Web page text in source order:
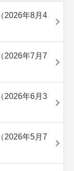
2026年8月4
2026年7月7
2026年6月3
2026年5月7